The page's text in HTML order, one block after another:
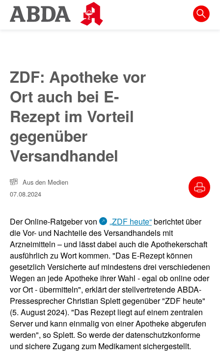
Springe
direkt
zur
Meta-
Navigation
Inhalt
zur
ZDF: Apotheke vor
Ort auch bei E-
Rezept im Vorteil
gegenüber
Versandhandel
Aus den Medien
07.08.2024
Der Online-Ratgeber von „ZDF heute“berichtet über
die Vor- und Nachteile des Versandhandels mit
Arzneimitteln – und lässt dabei auch die Apothekerschaft
ausführlich zu Wort kommen. "Das E-Rezept können
gesetzlich Versicherte auf mindestens drei verschiedenen
Wegen an jede Apotheke ihrer Wahl - egal ob online oder
vor Ort - übermitteln", erklärt der stellvertretende ABDA-
Pressesprecher Christian Splett gegenüber "ZDF heute"
(5. August 2024). "Das Rezept liegt auf einem zentralen
Server und kann einmalig von einer Apotheke abgerufen
werden", so Splett. So werde der datenschutzkonforme
und sichere Zugang zum Medikament sichergestellt.